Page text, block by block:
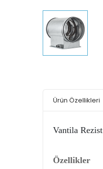
Ürün Özellikleri
Vantila
Özellikler